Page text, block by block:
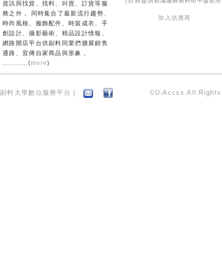
資訊與找貨、找料、叫貨、訂貨等服
務之外， 同時集合了最新流行趨勢、
時尚風格、服飾配件、時裝成衣、手
創設計、攝影藝術、精品設計情報、
網路開店平台供副料同業們擴展銷售
通路、宣傳自家商品與形象，
............(more)
加入供應商
副料大學數位服務平台 | ©U-Accss.All Rights